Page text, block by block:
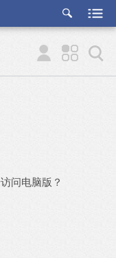
etu
p
问电脑版？